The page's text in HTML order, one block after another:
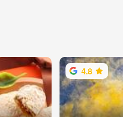
4.8